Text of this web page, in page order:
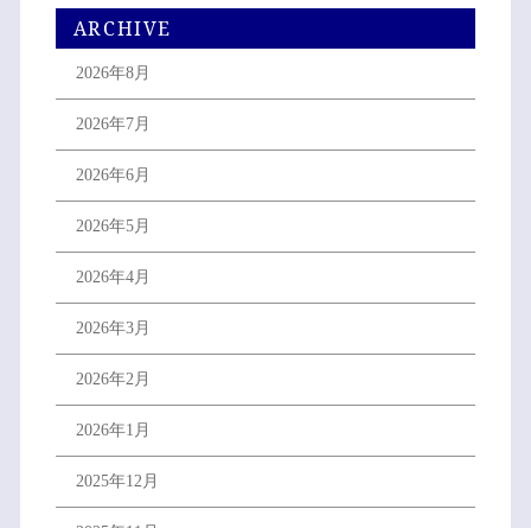
ARCHIVE
2026年8月
2026年7月
2026年6月
2026年5月
2026年4月
2026年3月
2026年2月
2026年1月
2025年12月